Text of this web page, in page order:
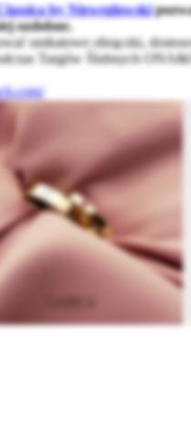
by Nieweglowski
ozdobne.
unikatowe obrączki,
Targów Ślubnych